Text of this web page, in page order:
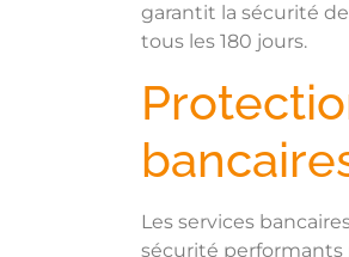
garantit la sécurité
tous les 180 jours.
Les services
sécurité performants